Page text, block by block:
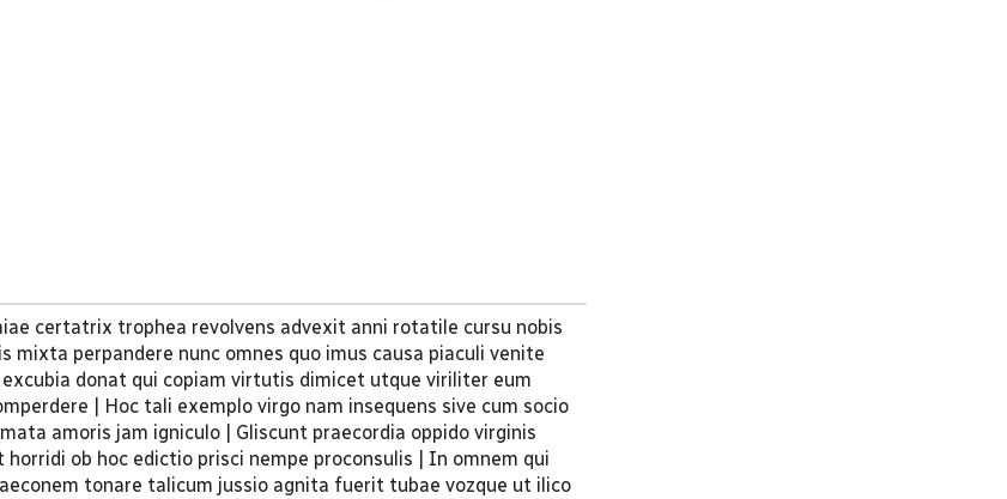
certatrix trophea revolvens advexit anni rotatile cursu nobis
mixta perpandere nunc omnes quo imus causa piaculi venite
donat qui copiam virtutis dimicet utque viriliter eum
| Hoc tali exemplo virgo nam insequens sive cum socio
amoris jam igniculo | Gliscunt praecordia oppido virginis
ob hoc edictio prisci nempe proconsulis | In omnem qui
tonare talicum jussio agnita fuerit tubae vozque ut ilico